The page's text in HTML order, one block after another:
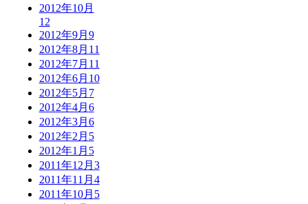
2012年10月
12
2012年9月 9
2012年8月 11
2012年7月 11
2012年6月 10
2012年5月 7
2012年4月 6
2012年3月 6
2012年2月 5
2012年1月 5
2011年12月 3
2011年11月 4
2011年10月 5